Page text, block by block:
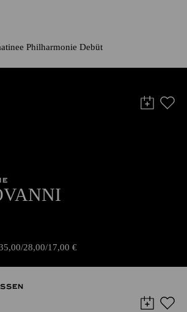
Philharmonie Debüt
28,00 17,00 €